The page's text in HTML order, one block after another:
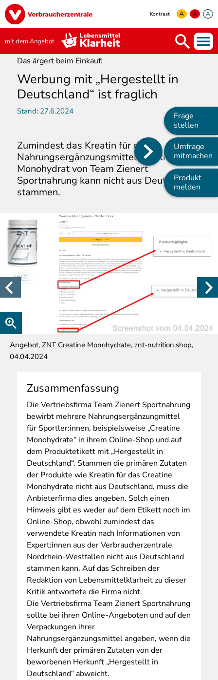
Direkt
zum
Inhalt
Image
Kontrast A A A
mit dem Angebot
Main
navigation
Frage
stellen
Umfrage
mitmachen
Produkt
melden
Das ärgert beim Einkauf:
Werbung mit „Hergestellt in
Deutschland“ ist fraglich
Stand: 27.6.2024
Zumindest das Kreatin für das
Nahrungsergänzungsmittel Creatine
Monohydrat von Team Zienert
Sportnahrung kann nicht aus Deutschland
stammen.
Angebot, ZNT Creatine Monohydrate, znt-nutrition.shop,
04.04.2024
Zusammenfassung
Die Vertriebsfirma Team Zienert Sportnahrung
bewirbt mehrere Nahrungsergänzungmittel
für Sportler:innen, beispielsweise „Creatine
Monohydrate“ in ihrem Online-Shop und auf
dem Produktetikett mit „Hergestellt in
Deutschland“. Stammen die primären Zutaten
der Produkte wie Kreatin für das Creatine
Monohydrate nicht aus Deutschland, muss die
Anbieterfirma dies angeben. Solch einen
Hinweis gibt es weder auf dem Etikett noch im
Online-Shop, obwohl zumindest das
verwendete Kreatin nach Informationen von
Expert:innen aus der Verbraucherzentrale
Nordrhein-Westfallen nicht aus Deutschland
stammen kann. Auf das Schreiben der
Redaktion von Lebensmittelklarheit zu dieser
Kritik antwortete die Firma nicht.
Die Vertriebsfirma Team Zienert Sportnahrung
sollte bei ihren Online-Angeboten und auf den
Verpackungen ihrer
Nahrungsergänzungsmittel angeben, wenn die
Herkunft der primären Zutaten von der
beworbenen Herkunft „Hergestellt in
Deutschland“ abweicht.